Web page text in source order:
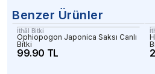
Benzer Ürünler
İthâl Bitki
Ophiopogon Japonica Saksı Canlı
Bitki
99.90 TL